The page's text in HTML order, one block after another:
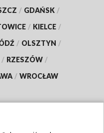
/ GDAŃSK /
/ KIELCE /
/ OLSZTYN /
/ RZESZÓW /
/ WROCŁAW